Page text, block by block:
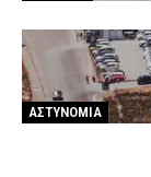
ΑΣΤΥΝΟΜΙΑ